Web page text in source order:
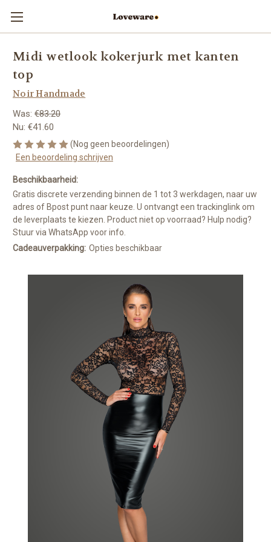
Midi wetlook kokerjurk met kanten
top
Noir Handmade
Was: €83.20
Nu: €41.60
(Nog geen beoordelingen)
Een beoordeling schrijven
Beschikbaarheid:
Gratis discrete verzending binnen de 1 tot 3 werkdagen, naar uw
adres of Bpost punt naar keuze. U ontvangt een trackinglink om
de leverplaats te kiezen. Product niet op voorraad? Hulp nodig?
Stuur via WhatsApp voor info.
Cadeauverpakking: Opties beschikbaar